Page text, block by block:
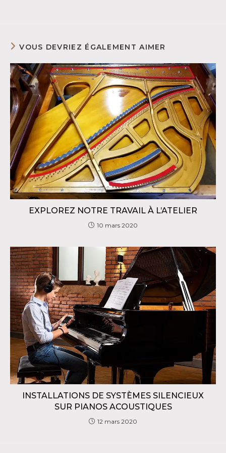
VOUS DEVRIEZ ÉGALEMENT AIMER
EXPLOREZ NOTRE TRAVAIL À L’ATELIER
10 mars 2020
INSTALLATIONS DE SYSTÈMES SILENCIEUX
SUR PIANOS ACOUSTIQUES
12 mars 2020